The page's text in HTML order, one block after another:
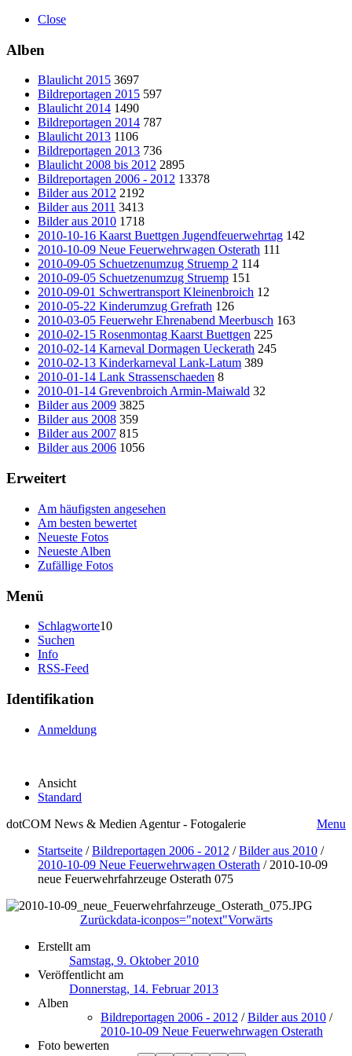
Close
Alben
Blaulicht 2015 3697
Bildreportagen 2015 597
Blaulicht 2014 1490
Bildreportagen 2014 787
Blaulicht 2013 1106
Bildreportagen 2013 736
Blaulicht 2008 bis 2012 2895
Bildreportagen 2006 - 2012 13378
Bilder aus 2012 2192
Bilder aus 2011 3413
Bilder aus 2010 1718
2010-10-16 Kaarst Buettgen Jugendfeuerwehrtag 142
2010-10-09 Neue Feuerwehrwagen Osterath 111
2010-09-05 Schuetzenumzug Struemp 2 114
2010-09-05 Schuetzenumzug Struemp 151
2010-09-01 Schwertransport Kleinenbroich 12
2010-05-22 Kinderumzug Grefrath 126
2010-03-05 Feuerwehr Ehrenabend Meerbusch 163
2010-02-15 Rosenmontag Kaarst Buettgen 225
2010-02-14 Karneval Dormagen Ueckerath 245
2010-02-13 Kinderkarneval Lank-Latum 389
2010-01-14 Lank Strassenschaeden 8
2010-01-14 Grevenbroich Armin-Maiwald 32
Bilder aus 2009 3825
Bilder aus 2008 359
Bilder aus 2007 815
Bilder aus 2006 1056
Erweitert
Am häufigsten angesehen
Am besten bewertet
Neueste Fotos
Neueste Alben
Zufällige Fotos
Menü
Schlagworte10
Suchen
Info
RSS-Feed
Identifikation
Anmeldung
Ansicht
Standard
dotCOM News & Medien Agentur - Fotogalerie
Menu
Startseite /Bildreportagen 2006 - 2012 /Bilder aus 2010 /
2010-10-09 Neue Feuerwehrwagen Osterath / 2010-10-09
neue Feuerwehrfahrzeuge Osterath 075
Zurückdata-iconpos="notext"Vorwärts
Erstellt am
Samstag, 9. Oktober 2010
Veröffentlicht am
Donnerstag, 14. Februar 2013
Alben
Bildreportagen 2006 - 2012 /Bilder aus 2010 /
2010-10-09 Neue Feuerwehrwagen Osterath
Foto bewerten